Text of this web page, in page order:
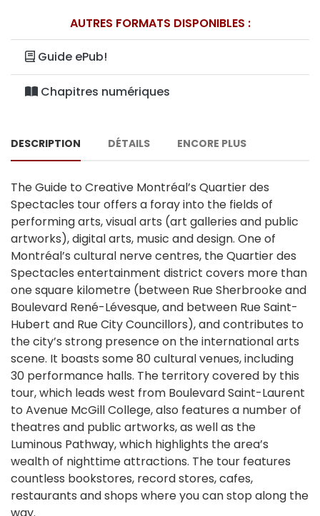
AUTRES FORMATS DISPONIBLES :
Guide ePub!
Chapitres numériques
DESCRIPTION DÉTAILS ENCORE PLUS
The Guide to Creative Montréal’s Quartier des
Spectacles tour offers a foray into the fields of
performing arts, visual arts (art galleries and public
artworks), digital arts, music and design. One of
Montréal’s cultural nerve centres, the Quartier des
Spectacles entertainment district covers more than
one square kilometre (between Rue Sherbrooke and
Boulevard René-Lévesque, and between Rue Saint-
Hubert and Rue City Councillors), and contributes to
the city’s strong presence on the international arts
scene. It boasts some 80 cultural venues, including
30 performance halls. The territory covered by this
tour, which leads west from Boulevard Saint-Laurent
to Avenue McGill College, also features a number of
theatres and public artworks, as well as the
Luminous Pathway, which highlights the area’s
wealth of nighttime attractions. The tour features
countless bookstores, record stores, cafes,
restaurants and shops where you can stop along the
way.